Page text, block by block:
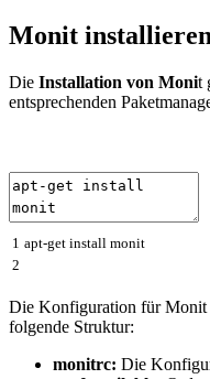
Monit
Die Installation von Monit
entsprechenden
1
2
apt-get install monit
Die Konfiguration für Monit
folgende Struktur:
monitrc: Die